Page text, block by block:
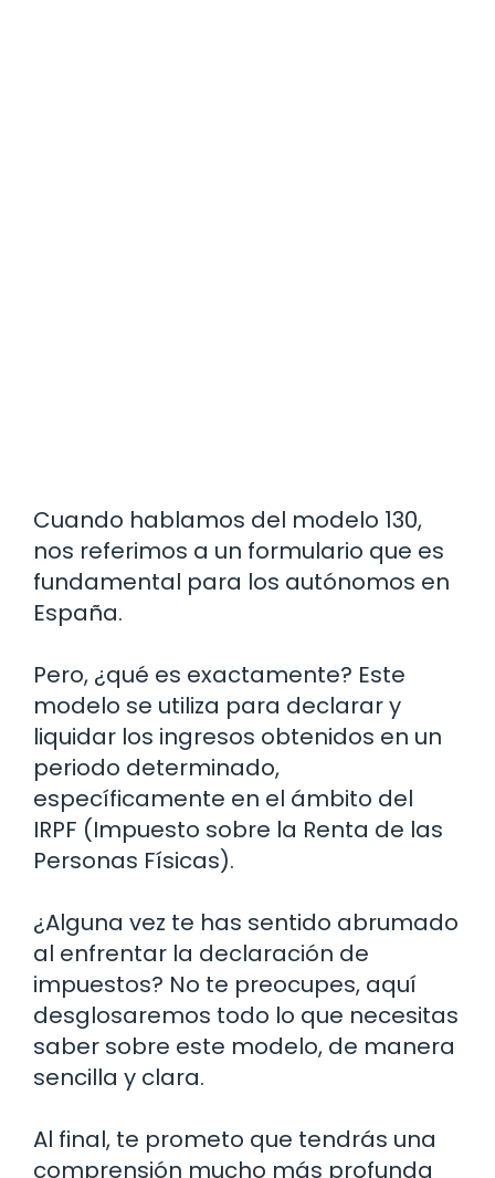
Cuando hablamos del modelo 130,
nos referimos a un formulario que es
fundamental para los autónomos en
España.
Pero, ¿qué es exactamente? Este
modelo se utiliza para declarar y
liquidar los ingresos obtenidos en un
periodo determinado,
específicamente en el ámbito del
IRPF (Impuesto sobre la Renta de las
Personas Físicas).
¿Alguna vez te has sentido abrumado
al enfrentar la declaración de
impuestos? No te preocupes, aquí
desglosaremos todo lo que necesitas
saber sobre este modelo, de manera
sencilla y clara.
Al final, te prometo que tendrás una
comprensión mucho más profunda